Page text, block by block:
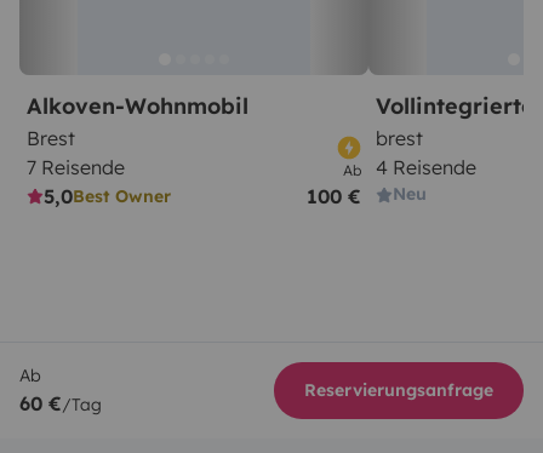
Alkoven-Wohnmobil
Brest
7 Reisende
5,0Best Owner
Ab
100 €
brest
4 Reisende
Neu
Ab
60 €/Tag
Reservierungsanfrage